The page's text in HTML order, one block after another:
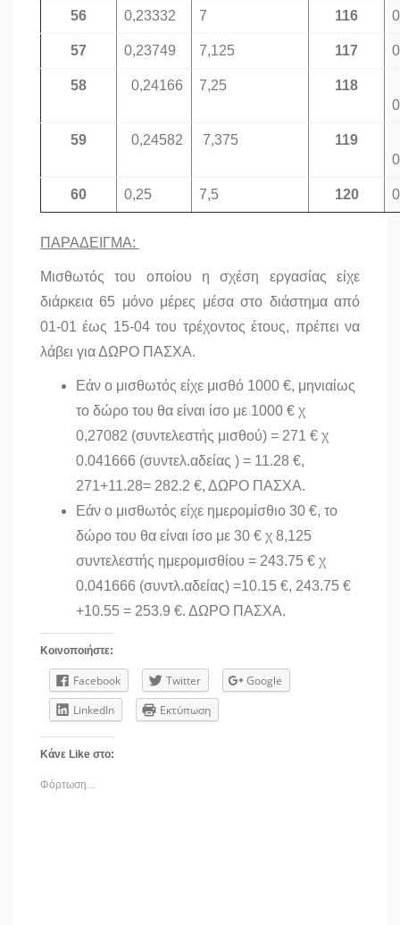
56 0,23332 7 116
57 0,23749 7,125 117
58 0,24166 7,25
118
59 0,24582 7,375
119
60 0,25 7,5 120
ΠΑΡΑΔΕΙΓΜΑ:
Μισθωτός του οποίου η σχέση εργασίας είχε
διάρκεια 65 μόνο μέρες μέσα στο διάστημα από
01-01 έως 15-04 του τρέχοντος έτους, πρέπει να
λάβει για ΔΩΡΟ ΠΑΣΧΑ.
Εάν ο μισθωτός είχε μισθό 1000 €, μηνιαίως
το δώρο του θα είναι ίσο με 1000 € χ
0,27082 (συντελεστής μισθού) = 271 € χ
0.041666 (συντελ.αδείας ) = 11.28 €,
271+11.28= 282.2 €, ΔΩΡΟ ΠΑΣΧΑ.
Εάν ο μισθωτός είχε ημερομίσθιο 30 €, το
δώρο του θα είναι ίσο με 30 € χ 8,125
συντελεστής ημερομισθίου = 243.75 € χ
0.041666 (συντλ.αδείας) =10.15 €, 243.75 €
+10.55 = 253.9 €. ΔΩΡΟ ΠΑΣΧΑ.
Κοινοποιήστε:
Facebook Twitter
Google
LinkedIn
Εκτύπωση
Κάνε Like στο:
Φόρτωση...